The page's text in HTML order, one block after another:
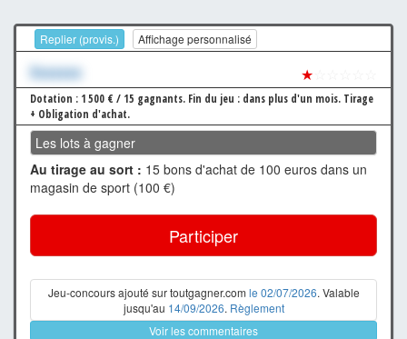
Replier (provis.) Affichage personnalisé
Xxxxxxx ★
Dotation : 1 500 € / 15 gagnants. Fin du jeu : dans plus d'un mois. Tirage
+ Obligation d'achat.
Les lots à gagner
Au tirage au sort : 15 bons d'achat de 100 euros dans un
magasin de sport (100 €)
Participer
Jeu-concours ajouté sur toutgagner.com le 02/07/2026. Valable
jusqu'au 14/09/2026. Règlement
Voir les commentaires